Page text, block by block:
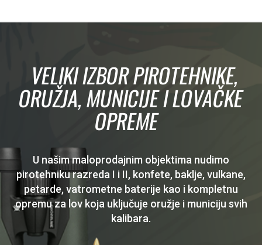
VELIKI IZBOR PIROTEHNIKE,
ORUŽJA, MUNICIJE I LOVAČKE
OPREME
U našim maloprodajnim objektima nudimo
pirotehniku razreda I i II, konfete, baklje, vulkane,
petarde, vatrometne baterije kao i kompletnu
opremu za lov koja uključuje oružje i municiju svih
kalibara.